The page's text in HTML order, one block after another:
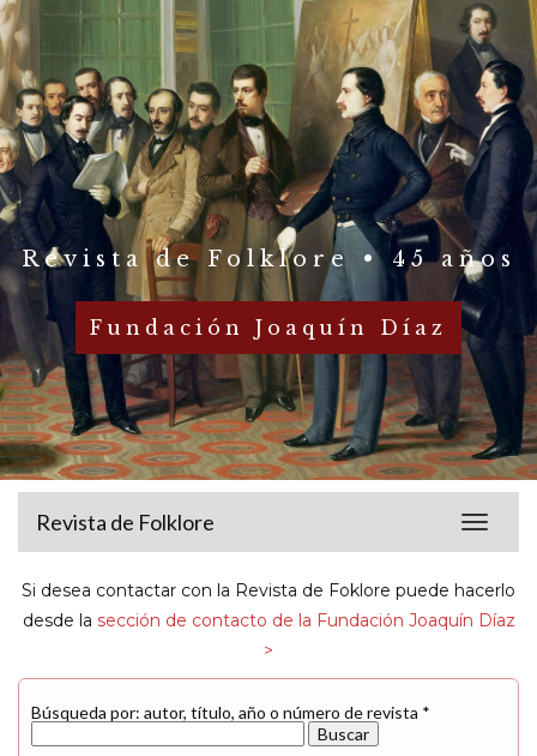
Revista de Folklore • 45 años
Fundación Joaquín Díaz
Toggle
Revista de Folklore
Si desea contactar con la Revista de Foklore puede hacerlo
desde la sección de contacto de la Fundación Joaquín Díaz
>
Búsqueda por: autor, título, año o número de revista *